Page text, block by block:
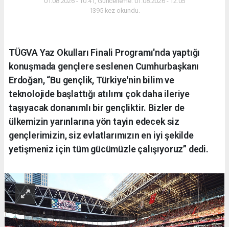
1395 kez okundu.
TÜGVA Yaz Okulları Finali Programı'nda yaptığı
konuşmada gençlere seslenen Cumhurbaşkanı
Erdoğan, “Bu gençlik, Türkiye'nin bilim ve
teknolojide başlattığı atılımı çok daha ileriye
taşıyacak donanımlı bir gençliktir. Bizler de
ülkemizin yarınlarına yön tayin edecek siz
gençlerimizin, siz evlatlarımızın en iyi şekilde
yetişmeniz için tüm gücümüzle çalışıyoruz” dedi.